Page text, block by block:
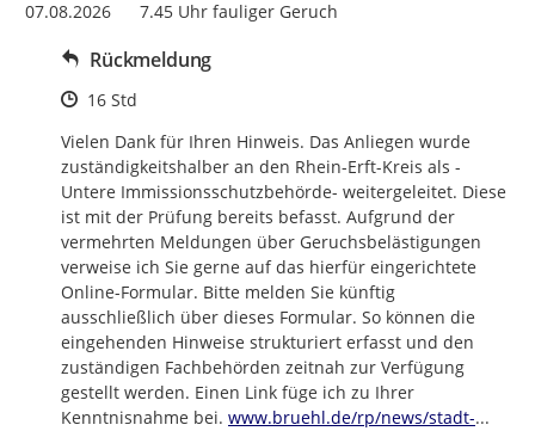
07.08.2026      7.45 Uhr fauliger Geruch
Rückmeldung
Zeitpunkt des Erstellens
16 Std
Vielen Dank für Ihren Hinweis. Das Anliegen wurde
zuständigkeitshalber an den Rhein-Erft-Kreis als -
Untere Immissionsschutzbehörde- weitergeleitet. Diese
ist mit der Prüfung bereits befasst. Aufgrund der
vermehrten Meldungen über Geruchsbelästigungen
verweise ich Sie gerne auf das hierfür eingerichtete
Online-Formular. Bitte melden Sie künftig
ausschließlich über dieses Formular. So können die
eingehenden Hinweise strukturiert erfasst und den
zuständigen Fachbehörden zeitnah zur Verfügung
gestellt werden. Einen Link füge ich zu Ihrer
Kenntnisnahme bei. https://
www.bruehl.de/rp/news/stadt-...